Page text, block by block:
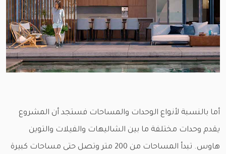
أما بالنسبة لأنواع الوحدات والمساحات فستجد أن المشروع
يقدم وحدات مختلفة ما بين الشاليهات والفيلات والتوين
هاوس. تبدأ المساحات من 200 متر وتصل حتى مساحات كبيرة